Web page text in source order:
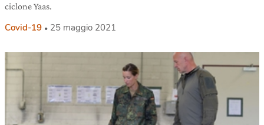
ciclone Yaas.
Covid-19 25 maggio 2021